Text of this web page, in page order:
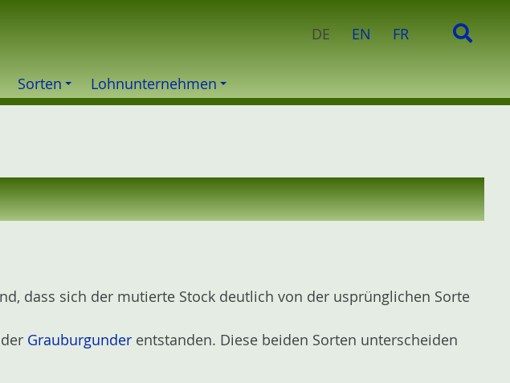
DE EN FR
h
a
c
Sorten Lohnunternehmen
dass sich der mutierte Stock deutlich von der usprünglichen Sorte
Grauburgunder entstanden. Diese beiden Sorten unterscheiden